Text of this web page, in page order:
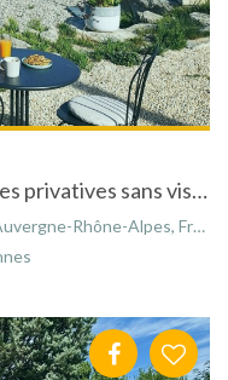
Maisons à Labeaume **** Piscines privatives sans vis à vis , pleine nature, vue panoramique, espace, silence, repos, clim
Rhône-Alpes, France